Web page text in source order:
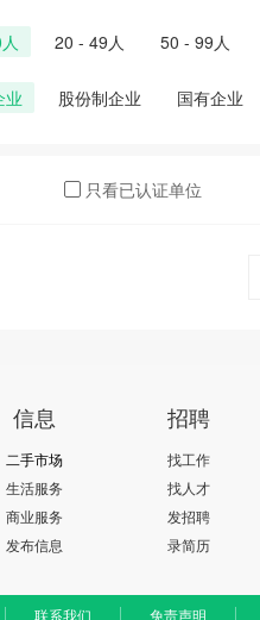
20 - 49人 50 - 99人
业 股份制企业 国有企业
只看已认证单位
信息
二手市场
生活服务
商业服务
发布信息
招聘
找工作
找人才
发招聘
录简历
联系我们 免责声明